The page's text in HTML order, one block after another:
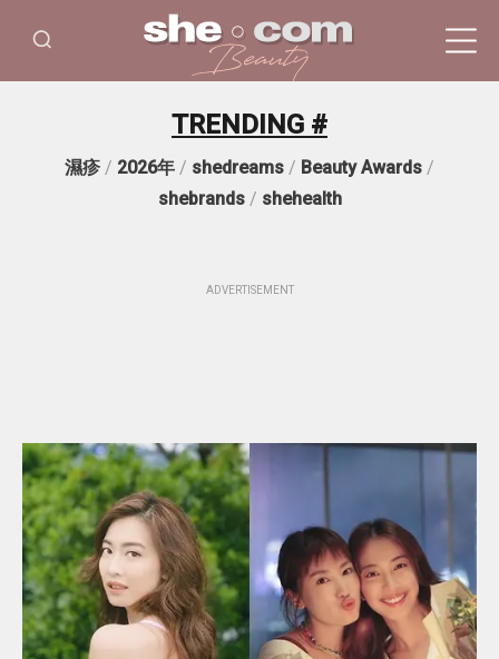
TRENDING #
濕疹 / 2026年 / shedreams / Beauty Awards /
shebrands/ shehealth
ADVERTISEMENT